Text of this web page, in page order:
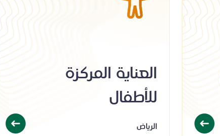
العناية المركزة
للأطفال
الرياض